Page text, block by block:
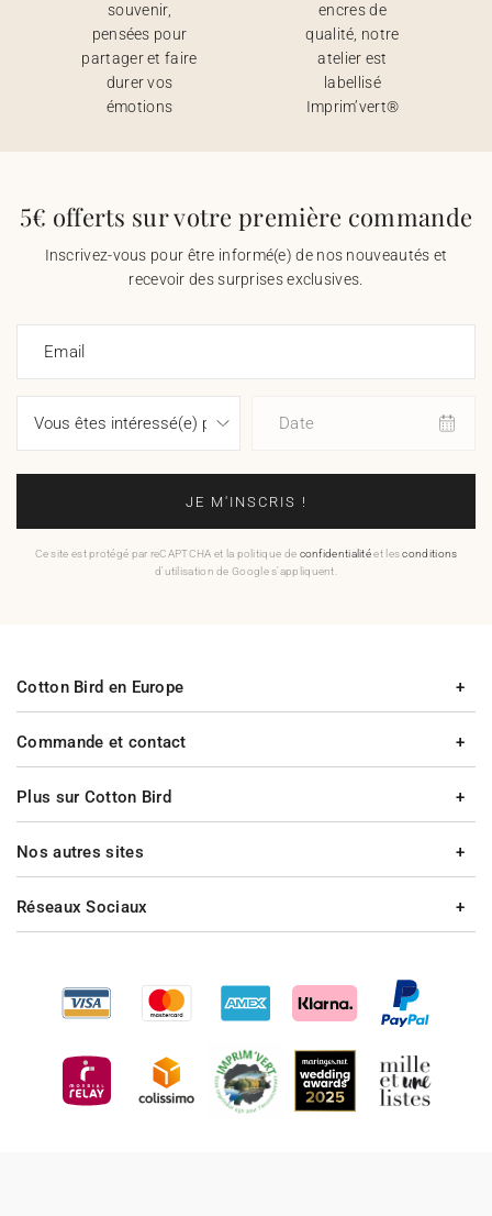
souvenir,
pensées pour
partager et faire
durer vos
émotions
encres de
qualité, notre
atelier est
labellisé
Imprim’vert®
5€ offerts sur votre première commande
Inscrivez-vous pour être informé(e) de nos nouveautés et
recevoir des surprises exclusives.
Email
Date
JE M'INSCRIS !
Ce site est protégé par reCAPTCHA et la politique de confidentialitéet lesconditions
d'utilisation de Google s'appliquent.
Commande et contact
Plus sur Cotton Bird
Cotton Bird en Europe
Nos autres sites
Réseaux Sociaux